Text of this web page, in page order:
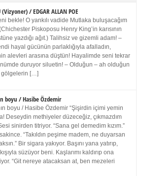
(Vizyoner) / EDGAR ALLAN POE
bekle! O yankılı vadide Mutlaka buluşacağım
Piskoposu Henry King’in karısının
yazdığı ağıt.) Talihsiz ve gizemli adam! –
hayal gücünün parlaklığıyla afalladın,
alevleri arasına düştün! Hayalimde seni tekrar
duruyor siluetin! – Olduğun – ah olduğun
gölgelerin […]
boyu / Hasibe Özdemir
boyu / Hasibe Özdemir “Şişirdin içimi yemin
Deseydin methiyeler düzeceğiz, çıkmazdım
sinirden titriyor. “Sana gel demedim kızım.”
“Takıldın peşime madem, ne duyarsan
Bir sigara yakıyor. Başını yana yatırıp,
süzüyor beni. Kaşlarımı kaldırıp ona
“Git nereye atacaksan at, ben mezeleri